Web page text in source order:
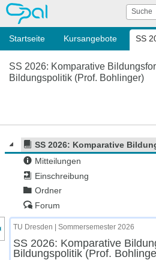
OPAL Suche
Startseite Kursangebote SS
SS 2026: Komparative
Bildungspolitik (Prof. Bohlinger)
SS 2026: Komparative
Mitteilungen
Einschreibung
Ordner
Forum
des Kursmenüs
TU Dresden | Sommersemester 2026
SS 2026: Komparative
Bildungspolitik (Prof.